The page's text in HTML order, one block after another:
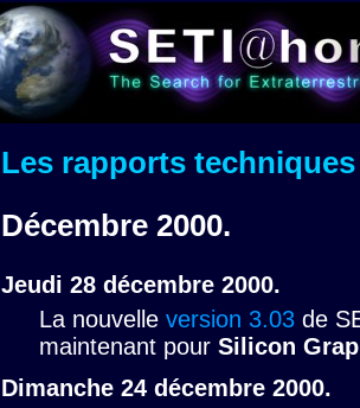
Les rapports
Décembre 2000.
Jeudi 28 décembre 2000.
La nouvelle version 3.03 de
maintenant pour Silicon
Dimanche 24 décembre 2000.